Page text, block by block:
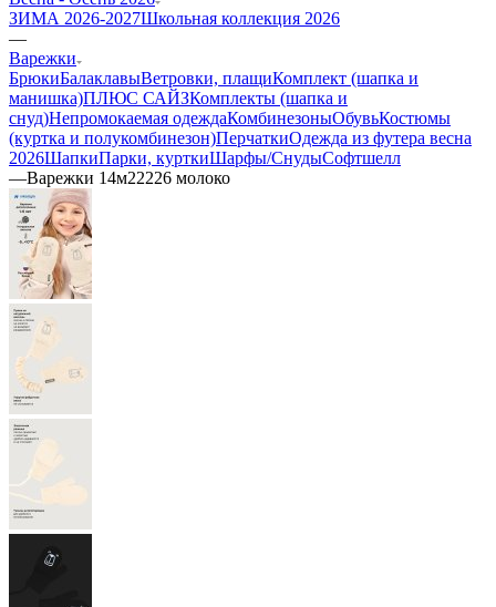
ЗИМА 2026-2027Школьная коллекция 2026
—
Варежки
БрюкиБалаклавыВетровки, плащиКомплект (шапка и
манишка)ПЛЮС САЙЗКомплекты (шапка и
снуд)Непромокаемая одеждаКомбинезоныОбувьКостюмы
(куртка и полукомбинезон)ПерчаткиОдежда из футера весна
2026ШапкиПарки, курткиШарфы/СнудыСофтшелл
—Варежки 14м22226 молоко